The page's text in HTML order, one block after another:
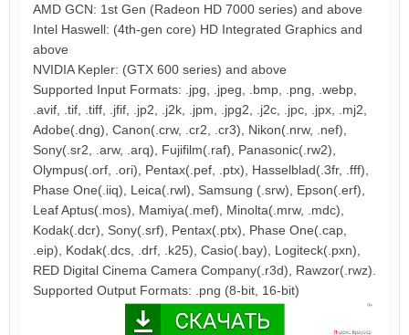
AMD GCN: 1st Gen (Radeon HD 7000 series) and above
Intel Haswell: (4th-gen core) HD Integrated Graphics and
above
NVIDIA Kepler: (GTX 600 series) and above
Supported Input Formats: .jpg, .jpeg, .bmp, .png, .webp,
.avif, .tif, .tiff, .jfif, .jp2, .j2k, .jpm, .jpg2, .j2c, .jpc, .jpx, .mj2,
Adobe(.dng), Canon(.crw, .cr2, .cr3), Nikon(.nrw, .nef),
Sony(.sr2, .arw, .arq), Fujifilm(.raf), Panasonic(.rw2),
Olympus(.orf, .ori), Pentax(.pef, .ptx), Hasselblad(.3fr, .fff),
Phase One(.iiq), Leica(.rwl), Samsung (.srw), Epson(.erf),
Leaf Aptus(.mos), Mamiya(.mef), Minolta(.mrw, .mdc),
Kodak(.dcr), Sony(.srf), Pentax(.ptx), Phase One(.cap,
.eip), Kodak(.dcs, .drf, .k25), Casio(.bay), Logiteck(.pxn),
RED Digital Cinema Camera Company(.r3d), Rawzor(.rwz).
Supported Output Formats: .png (8-bit, 16-bit)